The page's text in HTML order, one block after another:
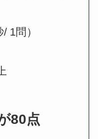
1問）
80点